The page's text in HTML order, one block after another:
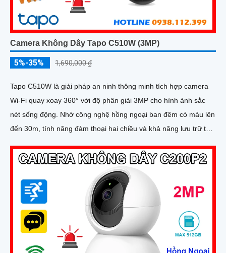
Camera Không Dây Tapo C510W (3MP)
5%-35% 1,690,000 ₫
Tapo C510W là giải pháp an ninh thông minh tích hợp camera
Wi-Fi quay xoay 360° với độ phân giải 3MP cho hình ảnh sắc
nét sống động. Nhờ công nghệ hồng ngoại ban đêm có màu lên
đến 30m, tính năng đàm thoại hai chiều và khả năng lưu trữ tới
cứ đâu, với thiết kế bền bỉ đạt chuẩn IP66 và hệ thống cảnh báo